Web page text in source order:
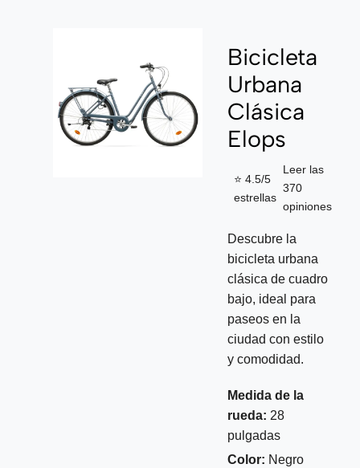
Bicicleta
Urbana
Clásica
Elops
⭐ 4.5/5
estrellas
Leer las
370
opiniones
Descubre la
bicicleta urbana
clásica de cuadro
bajo, ideal para
paseos en la
ciudad con estilo
y comodidad.
Medida de la
rueda: 28
pulgadas
Color: Negro